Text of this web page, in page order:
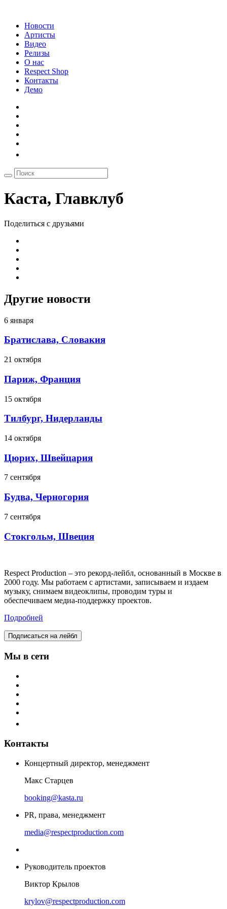
Новости
Артисты
Видео
Релизы
О нас
Respect Shop
Контакты
Демо
Каста, Главклуб
Поделиться с друзьями
Другие новости
6 января
Братислава, Словакия
21 октября
Париж, Франция
15 октября
Тилбург, Нидерланды
14 октября
Цюрих, Швейцария
7 сентября
Будва, Черногория
7 сентября
Стокгольм, Швеция
Respect Production – это рекорд-лейбл, основанный в Москве в
2000 году. Мы работаем с артистами, записываем и издаем
музыку, снимаем видеоклипы, проводим туры и
обеспечиваем медиа-поддержку проектов.
Подробней
Подписаться на лейбл
Мы в сети
Контакты
Концертный директор, менеджмент
Макс Старцев
booking@kasta.ru
PR, права, менеджмент
media@respectproduction.com
Руководитель проектов
Виктор Крылов
krylov@respectproduction.com